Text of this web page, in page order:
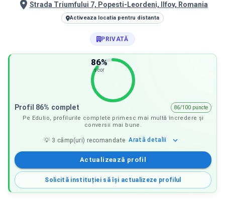
Strada Triumfului 7, Popesti-Leordeni, Ilfov, Romania
Activeaza locatia pentru distanta
PRIVATĂ
86%
scor
Profil 86% complet
86/100 puncte
Pe Edulio, profilurile complete primesc mai multă încredere și
conversii mai bune.
💡 3 câmp(uri) recomandate Arată detalii
Actualizează profil
Solicită instituției să își actualizeze profilul